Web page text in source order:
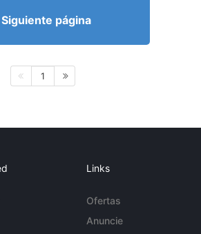
Siguiente página
1
Links
Ofertas
Anuncie